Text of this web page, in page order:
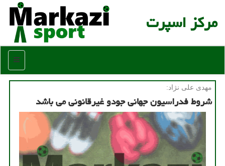
مركز اسپرت
منو
مهدی علی نژاد:
شروط فدراسیون جهانی جودو غیرقانونی می باشد